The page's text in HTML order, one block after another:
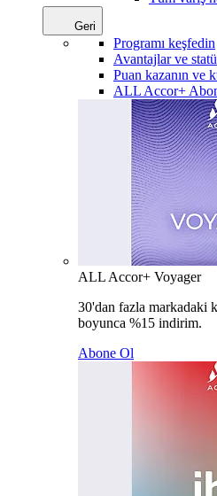
Geri
Programı keşfedin
Avantajlar ve statü
Puan kazanın ve
ALL Accor+
ALL Accor+ Voyager
30'dan fazla markadaki
boyunca %15 indirim.
Abone Ol